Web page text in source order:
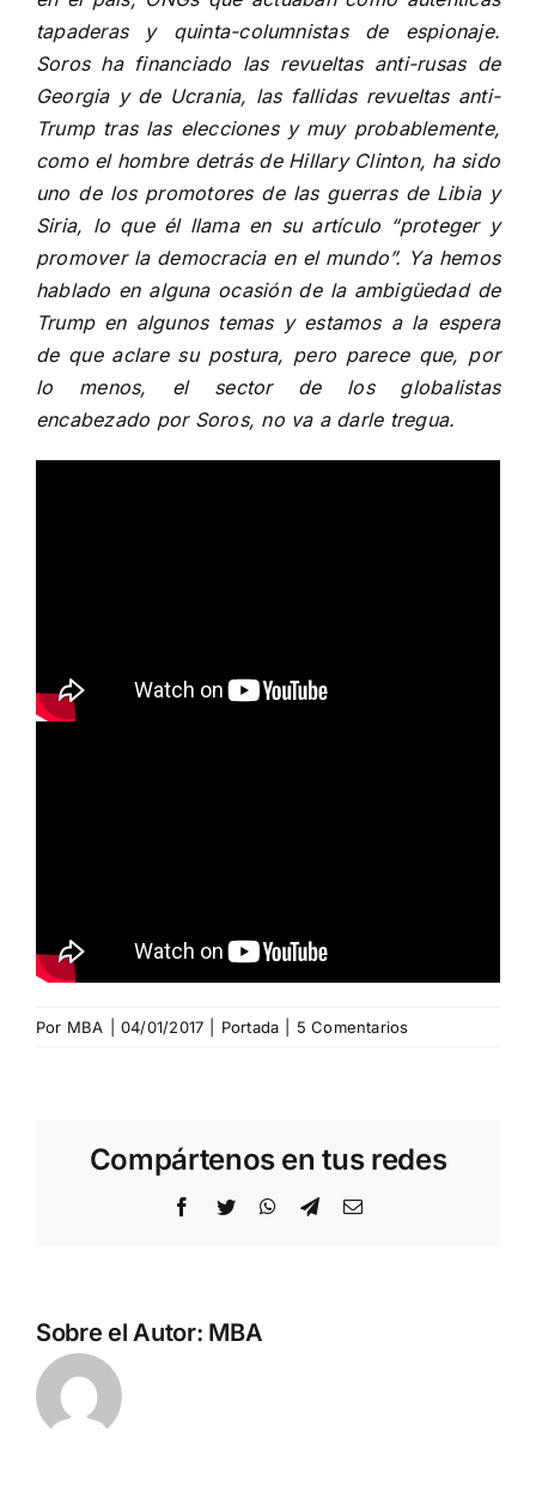
tapaderas y quinta-columnistas de espionaje.
Soros ha financiado las revueltas anti-rusas de
Georgia y de Ucrania, las fallidas revueltas anti-
Trump tras las elecciones y muy probablemente,
como el hombre detrás de Hillary Clinton, ha sido
uno de los promotores de las guerras de Libia y
Siria, lo que él llama en su artículo “proteger y
promover la democracia en el mundo”. Ya hemos
hablado en alguna ocasión de la ambigüedad de
Trump en algunos temas y estamos a la espera
de que aclare su postura, pero parece que, por
lo menos, el sector de los globalistas
encabezado por Soros, no va a darle tregua.
Por MBA 04/01/2017 Portada 5 Comentarios
Compártenos en tus redes
Facebook
Twitter WhatsApp
TelegramCorreo
Sobre el Autor: MBA